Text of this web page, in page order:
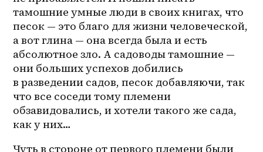
тамошние умные люди в своих книгах, что
песок — это благо для жизни человеческой,
а вот глина — она всегда была и есть
абсолютное зло. А садоводы тамошние —
они больших успехов добились
в разведении садов, песок добавляючи, так
что все соседи тому племени
обзавидовались, и хотели такого же сада,
как у них…
Чуть в стороне от первого племени были